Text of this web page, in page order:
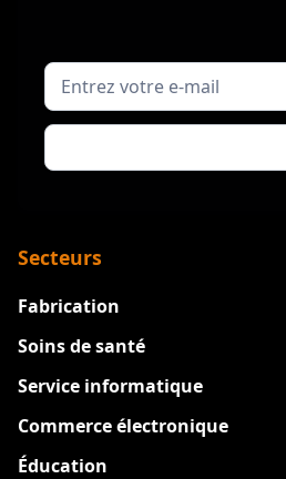
Secteurs
Fabrication
Soins de santé
Service informatique
Commerce électronique
Éducation